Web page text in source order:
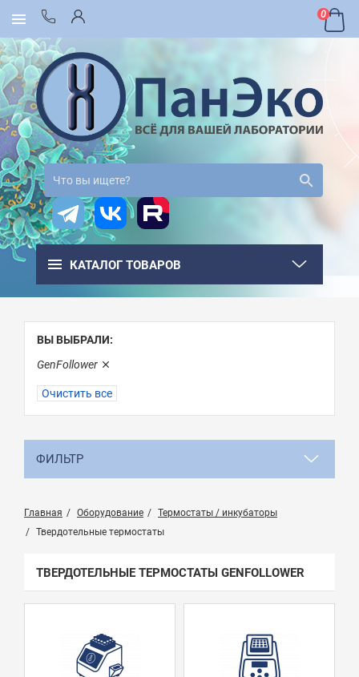
0
КАТАЛОГ ТОВАРОВ
ВЫ ВЫБРАЛИ:
GenFollower
Очистить все
ФИЛЬТР
Главная Оборудование
Термостаты / инкубаторы
Твердотельные термостаты
ТВЕРДОТЕЛЬНЫЕ ТЕРМОСТАТЫ GENFOLLOWER